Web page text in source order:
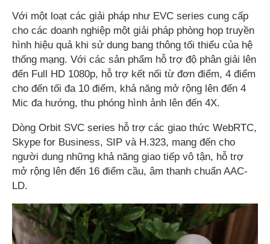
Với một loạt các giải pháp như EVC series cung cấp
cho các doanh nghiệp một giải pháp phòng họp truyền
hình hiệu quả khi sử dung bang thông tối thiểu của hệ
thống mạng. Với các sản phẩm hỗ trợ độ phân giải lên
đến Full HD 1080p, hỗ trợ kết nối từ đơn điểm, 4 điểm
cho đến tối đa 10 điểm, khả năng mở rộng lên đến 4
Mic đa hướng, thu phóng hình ảnh lên đến 4X.
Dòng Orbit SVC series hỗ trợ các giao thức WebRTC,
Skype for Business, SIP và H.323, mang đến cho
người dung những khả năng giao tiếp vô tận, hỗ trợ
mở rộng lên đến 16 điểm cầu, âm thanh chuẩn AAC-
LD.